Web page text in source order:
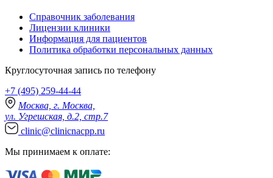
Справочник заболевания
Лицензии клиники
Информация для пациентов
Политика обработки персональных данных
Круглосуточная запись по телефону
+7 (495) 259-44-44
Москва, г. Москва,
ул. Угрешская, д.2, стр.7
clinic@clinicnacpp.ru
Мы принимаем к оплате: